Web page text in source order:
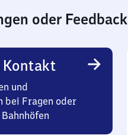
oder Feedback
Kontakt
und
bei Fragen oder